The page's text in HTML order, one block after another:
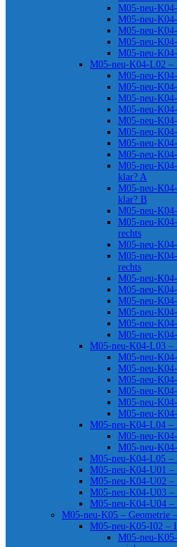
M05-neu-
M05-neu-
M05-neu-
M05-neu-
M05-neu-
M05-neu-K04-L02 –
M05-neu-
M05-neu-
M05-neu-
M05-neu-
M05-neu-
M05-neu-
M05-neu-
M05-neu-
M05-neu-
klar? A
M05-neu-
klar? B
M05-neu-
M05-neu-
rechts
M05-neu-
M05-neu-
rechts
M05-neu-
M05-neu-
M05-neu-
M05-neu-
M05-neu-
M05-neu-
M05-neu-K04-L03 –
M05-neu-
M05-neu-
M05-neu-
M05-neu-
M05-neu-
M05-neu-
M05-neu-K04-L04 –
M05-neu-
M05-neu-
M05-neu-K04-L05 –
M05-neu-K04-U01 –
M05-neu-K04-U02
M05-neu-K04-U03 –
M05-neu-K04-U04 –
M05-neu-K05 – Geometrie
M05-neu-K05-I02 –
M05-neu-